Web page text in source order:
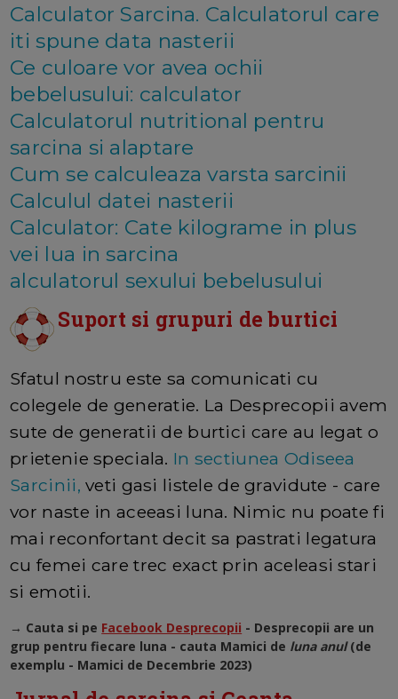
Calculator Sarcina. Calculatorul care
iti spune data nasterii
Ce culoare vor avea ochii
bebelusului: calculator
Calculatorul nutritional pentru
sarcina si alaptare
Cum se calculeaza varsta sarcinii
Calculul datei nasterii
Calculator: Cate kilograme in plus
vei lua in sarcina
alculatorul sexului bebelusului
Suport si grupuri de burtici
Sfatul nostru este sa comunicati cu
colegele de generatie. La Desprecopii avem
sute de generatii de burtici care au legat o
prietenie speciala. In sectiunea Odiseea
Sarcinii, veti gasi listele de gravidute - care
vor naste in aceeasi luna. Nimic nu poate fi
mai reconfortant decit sa pastrati legatura
cu femei care trec exact prin aceleasi stari
si emotii.
→ Cauta si pe Facebook Desprecopii - Desprecopii are un
grup pentru fiecare luna - cauta Mamici de luna anul (de
exemplu - Mamici de Decembrie 2023)